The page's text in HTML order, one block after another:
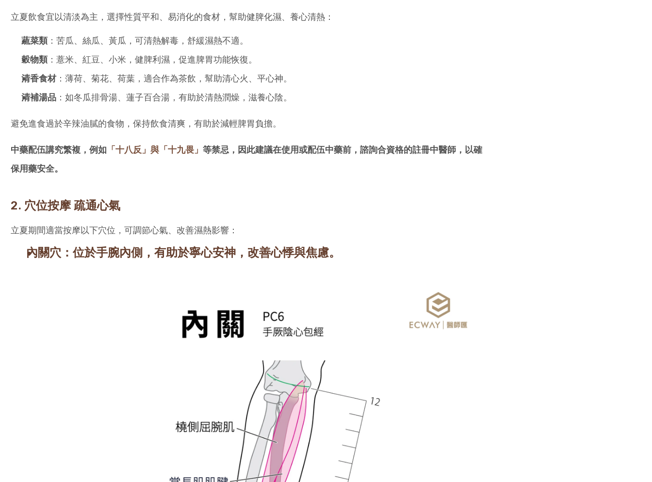
立夏飲食宜以清淡為主，選擇性質平和、易消化的食材，幫助健脾化濕、養心清熱：
蔬菜類：苦瓜、絲瓜、黃瓜，可清熱解毒，舒緩濕熱不適。
穀物類：薏米、紅豆、小米，健脾利濕，促進脾胃功能恢復。
清香食材：薄荷、菊花、荷葉，適合作為茶飲，幫助清心火、平心神。
清補湯品 ：如冬瓜排骨湯、蓮子百合湯，有助於清熱潤燥，滋養心陰。
避免進食過於辛辣油膩的食物，保持飲食清爽，有助於減輕脾胃負擔。
中藥配伍講究繁複，例如 「十八反」與「十九畏」 等禁忌，因此建議在使用或配伍中藥前，諮詢合資格的註冊中醫師，以確
保用藥安全。
2. 穴位按摩 疏通心氣
立夏期間適當按摩以下穴位，可調節心氣、改善濕熱影響：
內關穴 ：位於手腕內側，有助於寧心安神，改善心悸與焦慮。